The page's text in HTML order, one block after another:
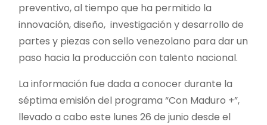
preventivo, al tiempo que ha permitido la
innovación, diseño, investigación y desarrollo de
partes y piezas con sello venezolano para dar un
paso hacia la producción con talento nacional.
La información fue dada a conocer durante la
séptima emisión del programa “Con Maduro +”,
llevado a cabo este lunes 26 de junio desde el